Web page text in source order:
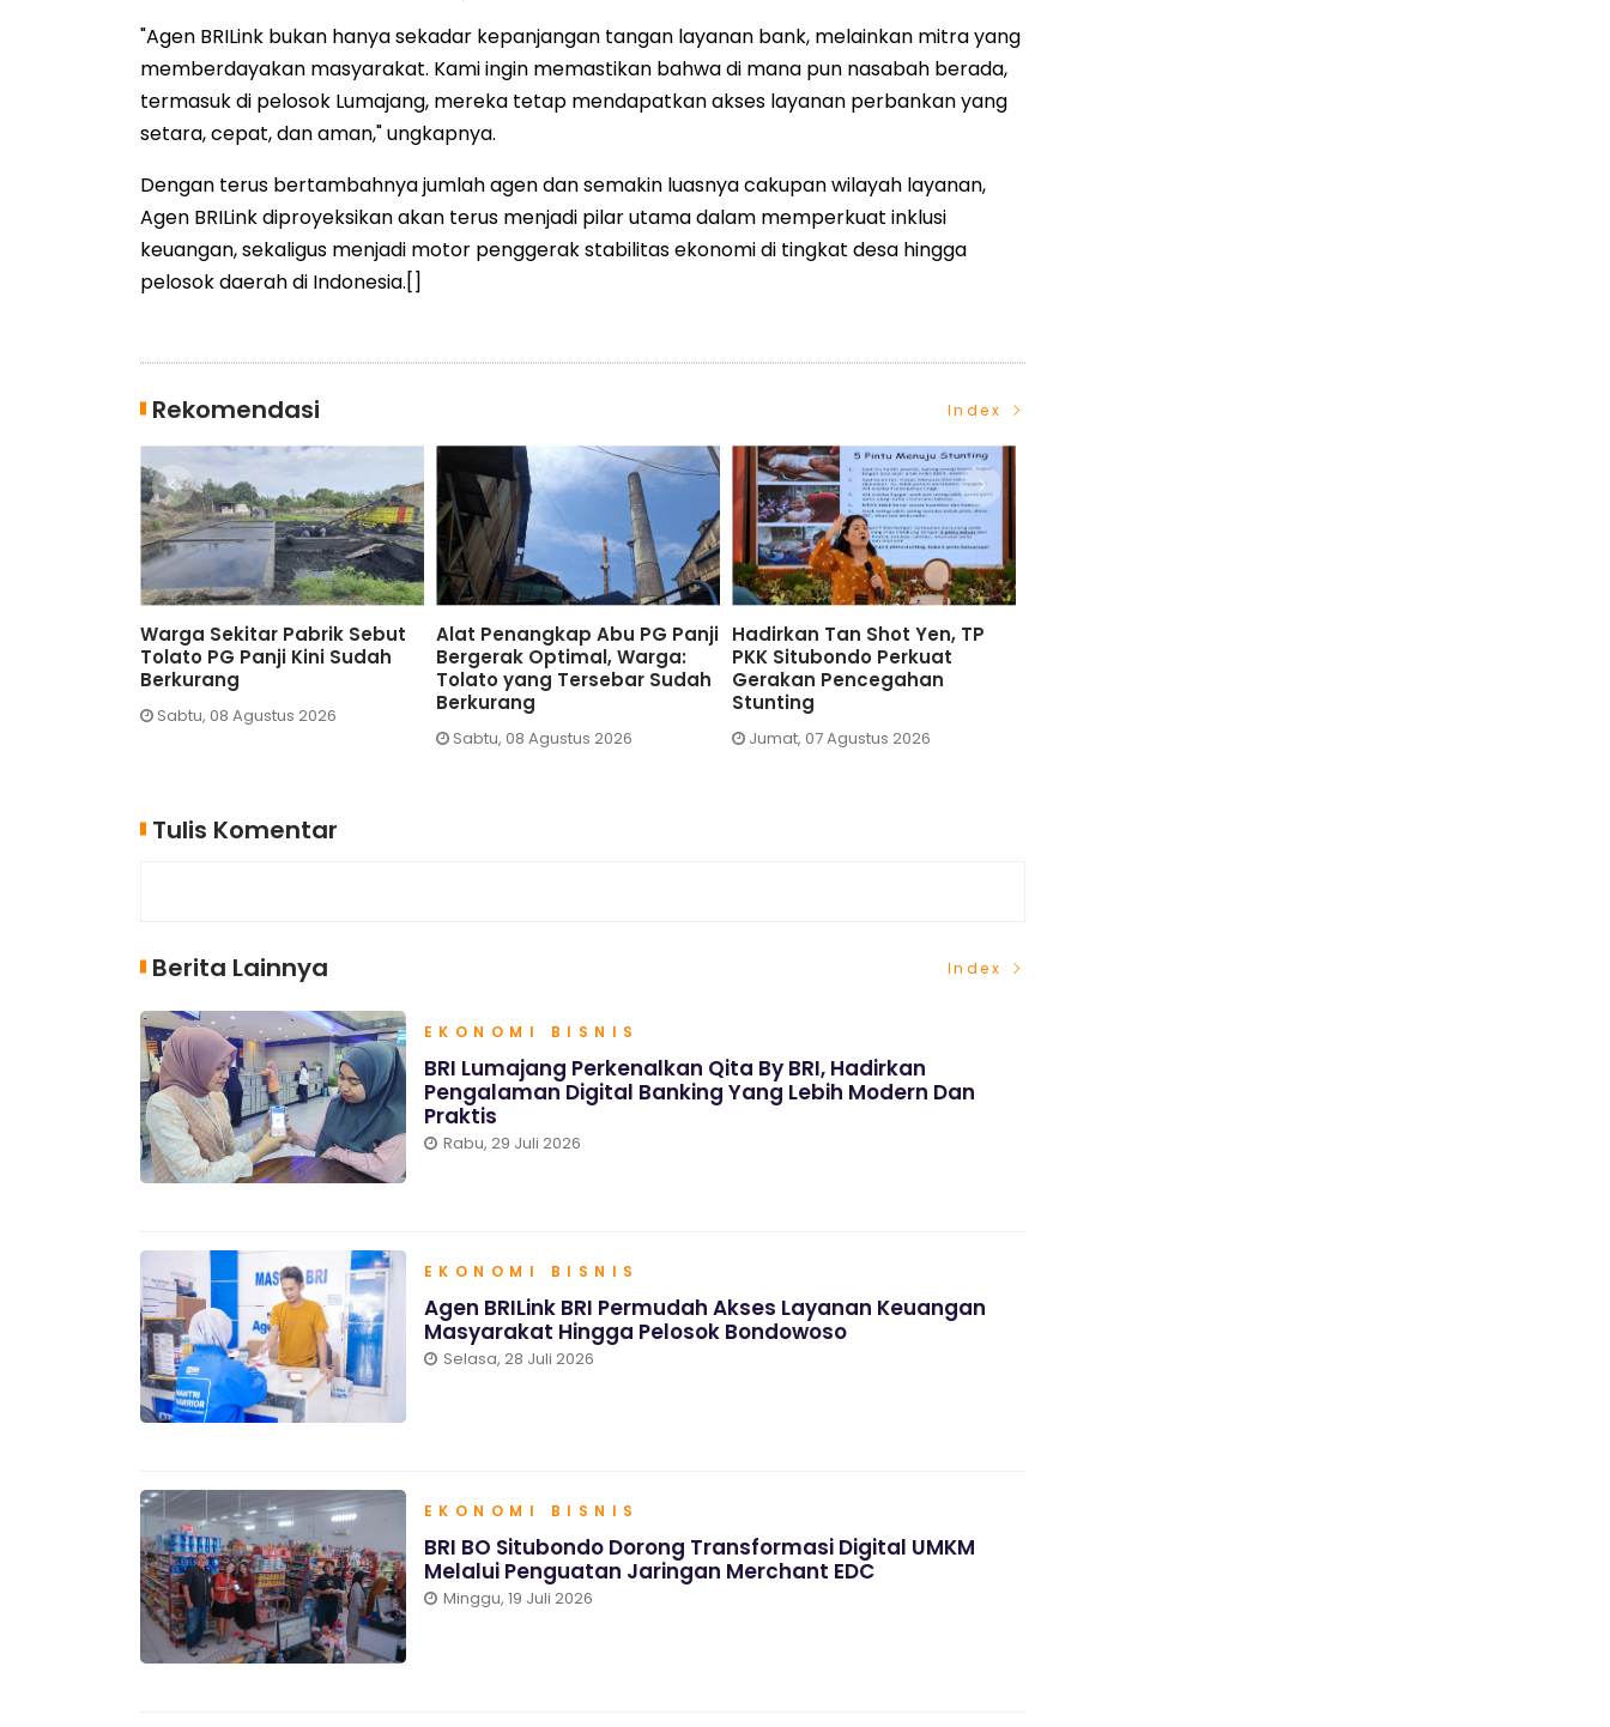
"Agen BRILink bukan hanya sekadar kepanjangan tangan layanan bank, melainkan mitra yang
memberdayakan masyarakat. Kami ingin memastikan bahwa di mana pun nasabah berada,
termasuk di pelosok Lumajang, mereka tetap mendapatkan akses layanan perbankan yang
setara, cepat, dan aman," ungkapnya.
Dengan terus bertambahnya jumlah agen dan semakin luasnya cakupan wilayah layanan,
Agen BRILink diproyeksikan akan terus menjadi pilar utama dalam memperkuat inklusi
keuangan, sekaligus menjadi motor penggerak stabilitas ekonomi di tingkat desa hingga
pelosok daerah di Indonesia.[]
Rekomendasi Index
Tan Shot Yen, TP
Perkuat
Pencegahan
TP PKK Situbondo Undang
Tan Shot Yen, Mbak Una Ajak
Orang Tua Wujudkan
Generasi Bebas Stunting
Diundang TP PKK Situbondo,
Tan Shot Yen Ungkap Kunci
Generasi Sehat dan Cerdas
TP PKK Situbondo Perkuat
Edukasi Cegah Stunting
Lewat Pekan Menyusui
Jumat, 07 Agustus 2026
Tulis Komentar
Berita Lainnya Index
EKONOMI BISNIS
BRI Lumajang Perkenalkan Qita By BRI, Hadirkan
Pengalaman Digital Banking Yang Lebih Modern Dan
Praktis
Rabu, 29 Juli 2026
EKONOMI BISNIS
Agen BRILink BRI Permudah Akses Layanan Keuangan
Masyarakat Hingga Pelosok Bondowoso
Selasa, 28 Juli 2026
EKONOMI BISNIS
BRI BO Situbondo Dorong Transformasi Digital UMKM
Melalui Penguatan Jaringan Merchant EDC
Minggu, 19 Juli 2026